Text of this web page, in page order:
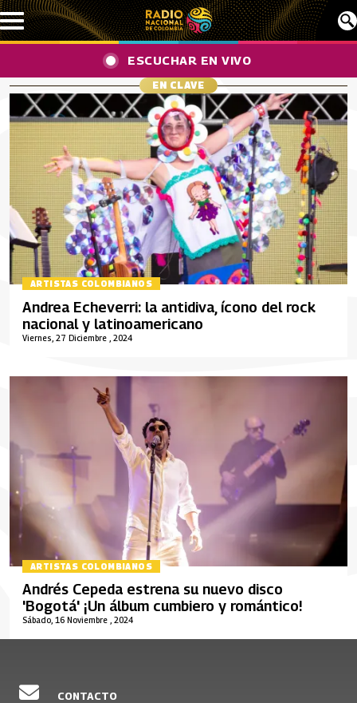
Pasar al contenido principal
ESCUCHAR EN VIVO
EN CLAVE
ARTISTAS COLOMBIANOS
Viernes, 27 Diciembre , 2024
Andrea Echeverri: la antidiva, ícono del rock
nacional y latinoamericano
ARTISTAS COLOMBIANOS
Sábado, 16 Noviembre , 2024
Andrés Cepeda estrena su nuevo disco
'Bogotá' ¡Un álbum cumbiero y romántico!
CONTACTO